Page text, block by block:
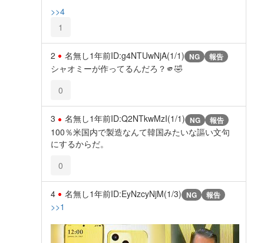
>>4
1
2 名無し1年前ID:g4NTUwNjA(1/1) NG 報告
シャオミーが作ってるんだろ？🫵🤣
0
3 名無し1年前ID:Q2NTkwMzI(1/1) NG 報告
100％米国内で製造なんて韓国みたいな謳い文句
にするからだ。
0
4 名無し1年前ID:EyNzcyNjM(1/3) NG 報告
>>1